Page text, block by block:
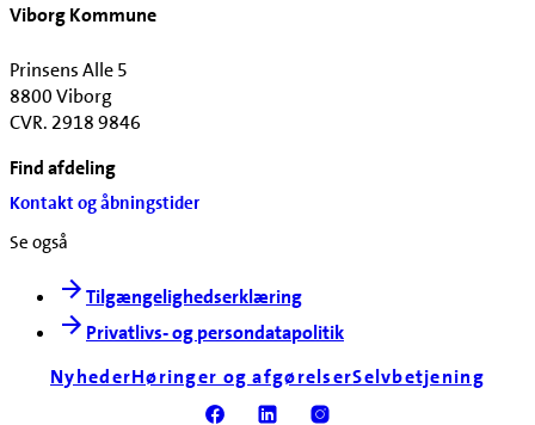
Viborg Kommune
Prinsens Alle 5
8800 Viborg
CVR. 2918 9846
Find afdeling
Kontakt og åbningstider
Se også
Tilgængelighedserklæring
Privatlivs- og persondatapolitik
NyhederHøringer og afgørelserSelvbetjening